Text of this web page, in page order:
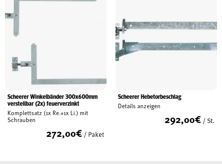
Scheerer Winkelbänder 300x600mm
verstellbar (2x) feuerverzinkt
Komplettsatz (1x Re.+1x Li.) mit
Schrauben
272,00€ / Paket
Scheerer Hebetorbeschlag
Details anzeigen
292,00€ / St.